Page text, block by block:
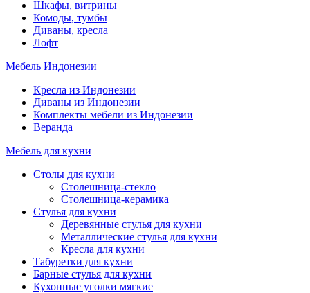
Шкафы, витрины
Комоды, тумбы
Диваны, кресла
Лофт
Мебель Индонезии
Кресла из Индонезии
Диваны из Индонезии
Комплекты мебели из Индонезии
Веранда
Мебель для кухни
Столы для кухни
Столешница-стекло
Столешница-керамика
Стулья для кухни
Деревянные стулья для кухни
Металлические стулья для кухни
Кресла для кухни
Табуретки для кухни
Барные стулья для кухни
Кухонные уголки мягкие